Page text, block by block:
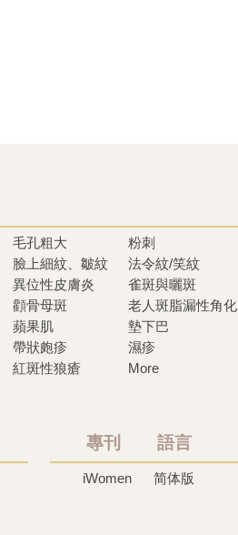
毛孔粗大
粉刺
臉上細紋、皺紋
法令紋/笑紋
異位性皮膚炎
雀斑與曬斑
顴骨母斑
老人斑脂漏性角化
蘋果肌
墊下巴
帶狀皰疹
濕疹
紅斑性狼瘡 More
專刊 語言
iWomen 简体版